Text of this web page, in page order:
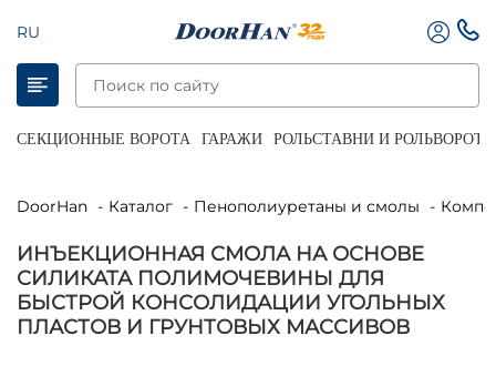
RU
СЕКЦИОННЫЕ ВОРОТА ГАРАЖИ РОЛЬСТАВНИ И РОЛЬВОРОТА
DoorHan Каталог Пенополиуретаны и смолы
ИНЪЕКЦИОННАЯ СМОЛА НА ОСНОВЕ
СИЛИКАТА ПОЛИМОЧЕВИНЫ ДЛЯ
БЫСТРОЙ КОНСОЛИДАЦИИ УГОЛЬНЫХ
ПЛАСТОВ И ГРУНТОВЫХ МАССИВОВ